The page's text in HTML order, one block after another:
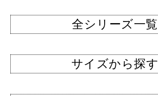
全シリーズ一覧
サイズから探す